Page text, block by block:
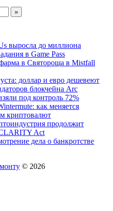
выросла до миллиона
в Game Pass
в Святороща в Mistfall
доллар и евро дешевеют
блокчейна Arc
под контроль 72%
как меняется
криптовалют
продолжит
CLARITY Act
дела о банкротстве
© 2026